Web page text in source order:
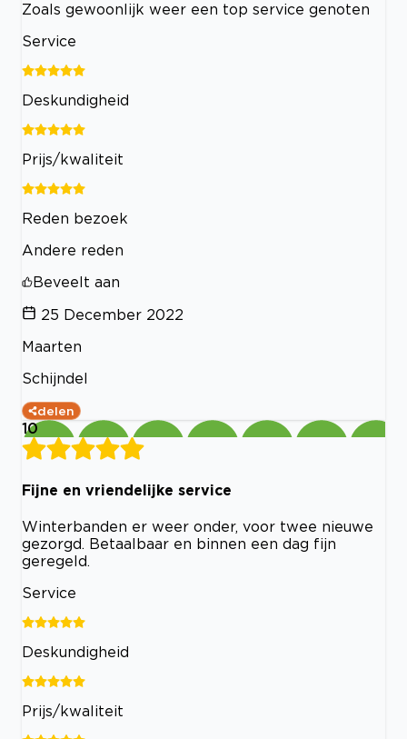
Zoals gewoonlijk weer een top service genoten
Service
Deskundigheid
Prijs/kwaliteit
Reden bezoek
Andere reden
Beveelt aan
25 December 2022
Maarten
Schijndel
delen
10
Fijne en vriendelijke service
Winterbanden er weer onder, voor twee nieuwe
gezorgd. Betaalbaar en binnen een dag fijn
geregeld.
Service
Deskundigheid
Prijs/kwaliteit